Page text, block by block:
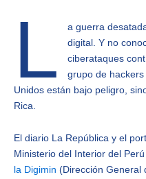
L
a guerra
digital. Y no
ciberataques
grupo de
Unidos están bajo peligro,
Rica.
El diario La República y el
Ministerio del Interior del
la Digimin (Dirección General